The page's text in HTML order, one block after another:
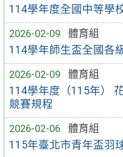
114學年度全國中等學
2026-02-09
體育組
114學年師生盃全國各
2026-02-09
體育組
114學年度（115年）
競賽規程
2026-02-06
體育組
115年臺北市青年盃羽